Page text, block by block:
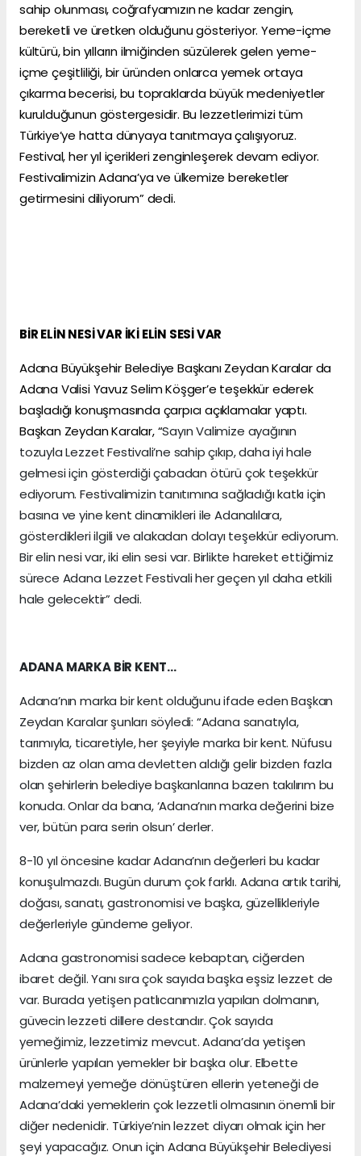
sahip olunması, coğrafyamızın ne kadar zengin,
bereketli ve üretken olduğunu gösteriyor. Yeme-içme
kültürü, bin yılların ilmiğinden süzülerek gelen yeme-
içme çeşitliliği, bir üründen onlarca yemek ortaya
çıkarma becerisi, bu topraklarda büyük medeniyetler
kurulduğunun göstergesidir. Bu lezzetlerimizi tüm
Türkiye’ye hatta dünyaya tanıtmaya çalışıyoruz.
Festival, her yıl içerikleri zenginleşerek devam ediyor.
Festivalimizin Adana’ya ve ülkemize bereketler
getirmesini diliyorum” dedi.
BİR ELİN NESİ VAR İKİ ELİN SESİ VAR
Adana Büyükşehir Belediye Başkanı Zeydan Karalar da
Adana Valisi Yavuz Selim Köşger’e teşekkür ederek
başladığı konuşmasında çarpıcı açıklamalar yaptı.
Başkan Zeydan Karalar, “Sayın Valimize ayağının
tozuyla Lezzet Festivali’ne sahip çıkıp, daha iyi hale
gelmesi için gösterdiği çabadan ötürü çok teşekkür
ediyorum. Festivalimizin tanıtımına sağladığı katkı için
basına ve yine kent dinamikleri ile Adanalılara,
gösterdikleri ilgili ve alakadan dolayı teşekkür ediyorum.
Bir elin nesi var, iki elin sesi var. Birlikte hareket ettiğimiz
sürece Adana Lezzet Festivali her geçen yıl daha etkili
hale gelecektir” dedi.
ADANA MARKA BİR KENT…
Adana’nın marka bir kent olduğunu ifade eden Başkan
Zeydan Karalar şunları söyledi: “Adana sanatıyla,
tarımıyla, ticaretiyle, her şeyiyle marka bir kent. Nüfusu
bizden az olan ama devletten aldığı gelir bizden fazla
olan şehirlerin belediye başkanlarına bazen takılırım bu
konuda. Onlar da bana, ‘Adana’nın marka değerini bize
ver, bütün para serin olsun’ derler.
8-10 yıl öncesine kadar Adana’nın değerleri bu kadar
konuşulmazdı. Bugün durum çok farklı. Adana artık tarihi,
doğası, sanatı, gastronomisi ve başka, güzellikleriyle
değerleriyle gündeme geliyor.
Adana gastronomisi sadece kebaptan, ciğerden
ibaret değil. Yanı sıra çok sayıda başka eşsiz lezzet de
var. Burada yetişen patlıcanımızla yapılan dolmanın,
güvecin lezzeti dillere destandır. Çok sayıda
yemeğimiz, lezzetimiz mevcut. Adana’da yetişen
ürünlerle yapılan yemekler bir başka olur. Elbette
malzemeyi yemeğe dönüştüren ellerin yeteneği de
Adana’daki yemeklerin çok lezzetli olmasının önemli bir
diğer nedenidir. Türkiye’nin lezzet diyarı olmak için her
şeyi yapacağız. Onun için Adana Büyükşehir Belediyesi